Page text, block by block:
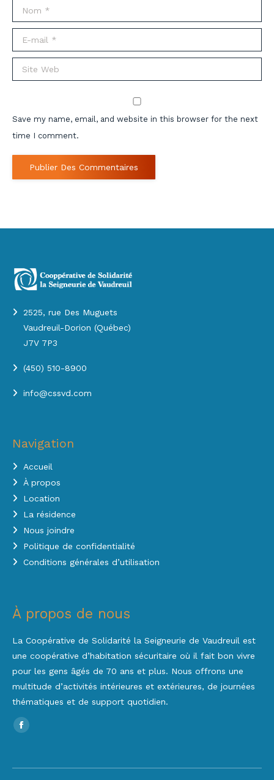
Nom *
E-mail *
Site Web
Save my name, email, and website in this browser for the next
time I comment.
Publier Des Commentaires
2525, rue Des Muguets
Vaudreuil-Dorion (Québec)
J7V 7P3
(450) 510-8900
info@cssvd.com
Navigation
Accueil
À propos
Location
La résidence
Nous joindre
Politique de confidentialité
Conditions générales d’utilisation
À propos de nous
La Coopérative de Solidarité la Seigneurie de Vaudreuil est
une coopérative d’habitation sécuritaire où il fait bon vivre
pour les gens âgés de 70 ans et plus. Nous offrons une
multitude d’activités intérieures et extérieures, de journées
thématiques et de support quotidien.
Trouvez nous sur :
Facebook